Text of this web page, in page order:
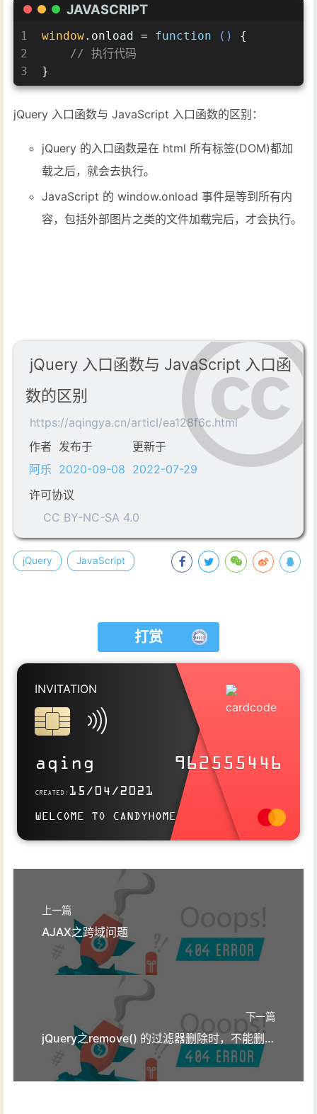
JAVASCRIPT
1
2
3
window.onload = function ( ) {
// 执行代码
}
jQuery 入口函数与 JavaScript 入口函数的区别：
jQuery 的入口函数是在 html 所有标签(DOM)都加
载之后，就会去执行。
JavaScript 的 window.onload 事件是等到所有内
容，包括外部图片之类的文件加载完后，才会执行。
jQuery 入口函数与 JavaScript 入口函
数的区别
https://aqingya.cn/articl/ea128f6c.html
作者
阿乐
发布于
2020-09-08
更新于
2022-07-29
许可协议
CC BY-NC-SA 4.0
jQuery JavaScript
打赏
INVITATION
aqing 962555446
CREATED: 15/04/2021
WELCOME TO CANDYHOME
SITELINK
Use this card to join the candyhome and participate in a pleasant
discussion together .
Welcome to aqing's candyhome,wish you a nice day .
上一篇
AJAX之跨域问题
下一篇
jQuery之remove() 的过滤器删除时，不能删除带有过滤器的子元素